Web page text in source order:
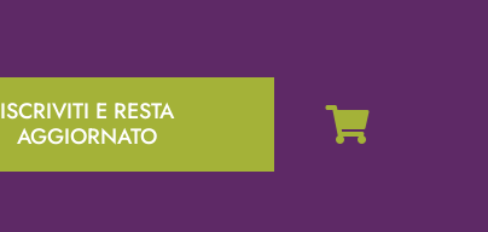
ISCRIVITI E RESTA
AGGIORNATO